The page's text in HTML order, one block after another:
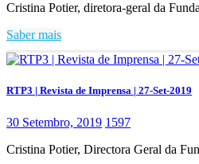
Cristina Potier, diretora-geral da
Saber mais
RTP3 | Revista de Imprensa | 27-Set-2019
30 Setembro, 2019 1597
Cristina Potier, Directora Geral da